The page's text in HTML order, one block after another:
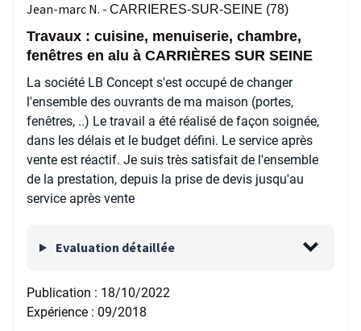
Jean-marc N. - CARRIERES-SUR-SEINE (78)
Travaux : cuisine, menuiserie, chambre,
fenêtres en alu à CARRIÈRES SUR SEINE
La société LB Concept s'est occupé de changer
l'ensemble des ouvrants de ma maison (portes,
fenêtres, ..) Le travail a été réalisé de façon soignée,
dans les délais et le budget défini. Le service après
vente est réactif. Je suis très satisfait de l'ensemble
de la prestation, depuis la prise de devis jusqu'au
service après vente
Evaluation détaillée
Publication : 18/10/2022
Expérience : 09/2018